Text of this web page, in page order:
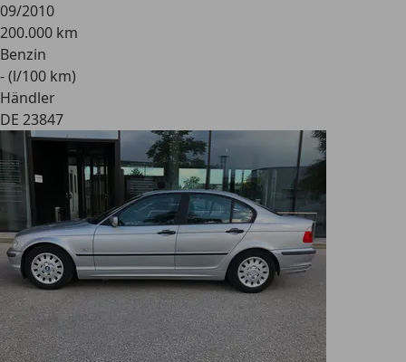
09/2010
200.000 km
Benzin
- (l/100 km)
Händler
DE 23847